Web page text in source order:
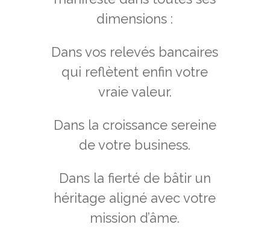
dimensions :
Dans vos relevés bancaires
qui reflètent enfin votre
vraie valeur.
Dans la croissance sereine
de votre business.
Dans la fierté de bâtir un
héritage aligné avec votre
mission d’âme.